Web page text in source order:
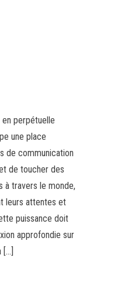
en perpétuelle
une place
de communication
de toucher des
à travers le monde,
leurs attentes et
puissance doit
approfondie sur